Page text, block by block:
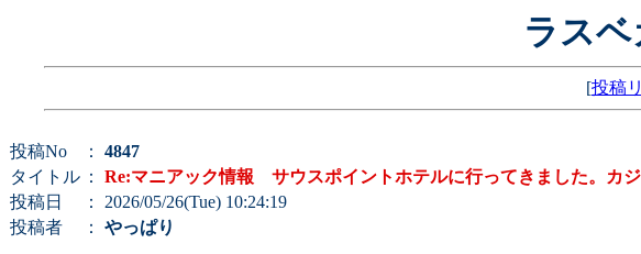
ラス
[投稿
投稿No ： 4847
タイトル ： Re:マニアック情報 サウスポイントホテルに行ってきました。カ
投稿日
： 2026/05/26(Tue) 10:24:19
投稿者
： やっぱり